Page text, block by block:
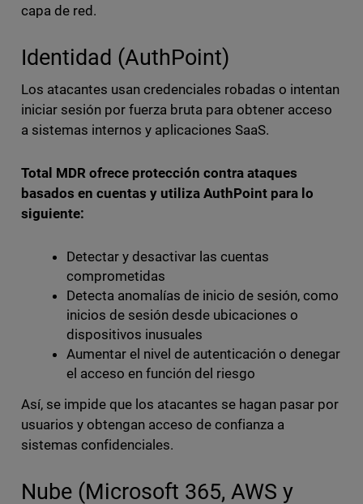
capa de red.
Identidad (AuthPoint)
Los atacantes usan credenciales robadas o intentan
iniciar sesión por fuerza bruta para obtener acceso
a sistemas internos y aplicaciones SaaS.
Total MDR ofrece protección contra ataques
basados en cuentas y utiliza AuthPoint para lo
siguiente:
Detectar y desactivar las cuentas
comprometidas
Detecta anomalías de inicio de sesión, como
inicios de sesión desde ubicaciones o
dispositivos inusuales
Aumentar el nivel de autenticación o denegar
el acceso en función del riesgo
Así, se impide que los atacantes se hagan pasar por
usuarios y obtengan acceso de confianza a
sistemas confidenciales.
Nube (Microsoft 365, AWS y